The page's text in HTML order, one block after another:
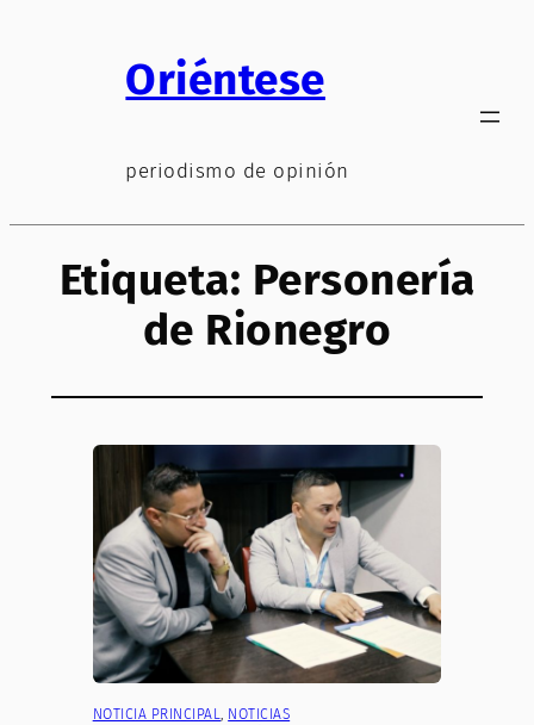
Oriéntese
periodismo de opinión
Etiqueta: Personería
de Rionegro
NOTICIA PRINCIPAL, NOTICIAS